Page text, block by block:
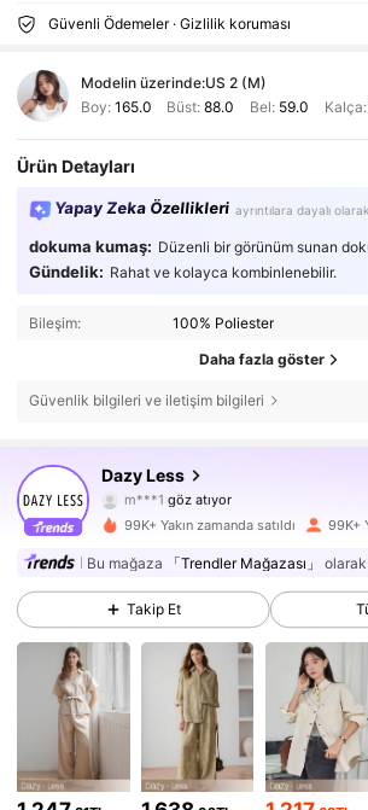
Güvenli Ödemeler · Gizlilik koruması
Modelin üzerinde:US 2 (M)
Boy: 165.0 Büst:88.0 Bel: 59.0 Kalça:
Ürün Detayları
Yapay Zeka Özellikleri ayrıntılara dayalı
dokuma kumaş: Düzenli bir görünüm sunan
Gündelik: Rahat ve kolayca kombinlenebilir.
Bileşim: 100% Poliester
Daha fazla göster
Güvenlik bilgileri ve iletişim bilgileri
Dazy Less
m***1
göz atıyor
302K Takipçiler
4,86 302K Takipçiler
4,86 302K Takipçiler
302K Takipçiler
302K Takipçiler
99K+ Yakın zamanda satıldı 99K+
Bu mağaza 「Trendler Mağazası」
Takip Et